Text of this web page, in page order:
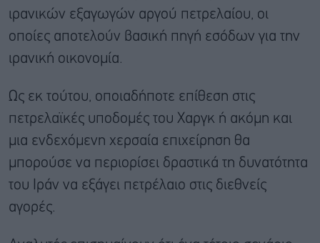
ιρανικών εξαγωγών αργού πετρελαίου, οι
οποίες αποτελούν βασική πηγή εσόδων για την
ιρανική οικονομία.
Ως εκ τούτου, οποιαδήποτε επίθεση στις
πετρελαϊκές υποδομές του Χαργκ ή ακόμη και
μια ενδεχόμενη χερσαία επιχείρηση θα
μπορούσε να περιορίσει δραστικά τη δυνατότητα
του Ιράν να εξάγει πετρέλαιο στις διεθνείς
αγορές.